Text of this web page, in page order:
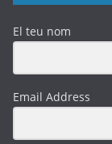
El teu nom
Email Address